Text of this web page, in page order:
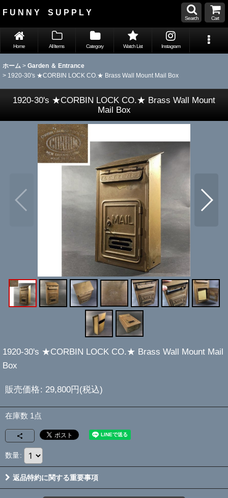
F U N N Y S U P P L Y
Search Cart
Home All Items Category Watch List Instagram
ホーム > Garden ＆ Entrance
> 1920-30's ★CORBIN LOCK CO.★ Brass Wall Mount Mail Box
1920-30's ★CORBIN LOCK CO.★ Brass Wall Mount
Mail Box
1920-30's ★CORBIN LOCK CO.★ Brass Wall Mount Mail
Box
販売価格: 29,800円 (税込)
在庫数 1点
数量:
返品特約に関する重要事項